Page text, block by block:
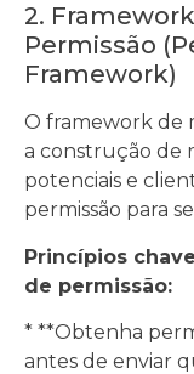
2.
Permissão
Framework)
O framework de
a construção de
potenciais e
permissão para
Princípios
de permissão:
* **Obtenha
antes de enviar